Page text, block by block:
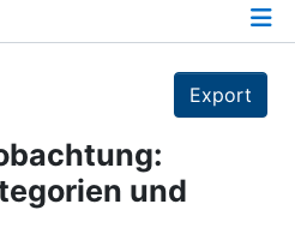
Export
und